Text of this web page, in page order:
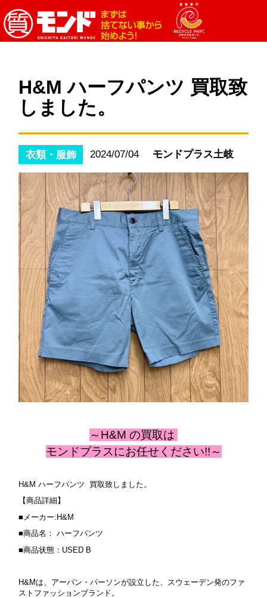
H&M ハーフパンツ 買取致
しました。
衣類・服飾 2024/07/04 モンドプラス土岐
～H&M の買取は
モンドプラスにお任せください!!～
H&M ハーフパンツ 買取致しました。
【商品詳細】
■メーカー:H&M
■商品名： ハーフパンツ
■商品状態：USED B
H&Mは、アーバン・パーソンが設立した、スウェーデン発のファ
ストファッションブランド。